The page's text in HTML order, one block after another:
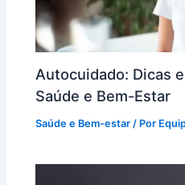
Autocuidado: Dicas
Saúde e Bem-Estar
Saúde e Bem-estar / Por